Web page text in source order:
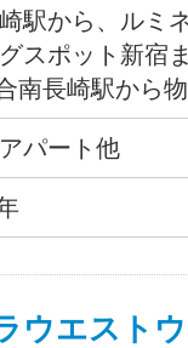
駅から、ルミ
スポット新宿
南長崎駅から
ーや食料品店
等もあるので
学校、プライ
レットペーパ
パート他
ウエスト